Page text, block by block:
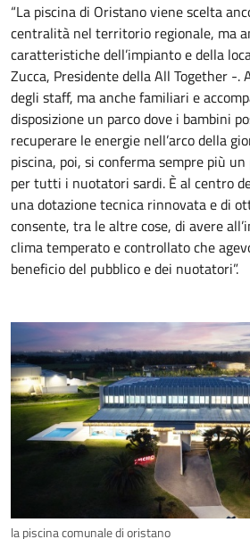
“La piscina di Oristano viene scelta
centralità nel territorio regionale, ma
caratteristiche dell’impianto e della
Zucca, Presidente della All Together -.
degli staff, ma anche familiari e
disposizione un parco dove i bambini
recuperare le energie nell’arco della
piscina, poi, si conferma sempre più
per tutti i nuotatori sardi. È al centro
una dotazione tecnica rinnovata e di
consente, tra le altre cose, di avere
clima temperato e controllato che
beneficio del pubblico e dei nuotatori”.
la piscina comunale di oristano